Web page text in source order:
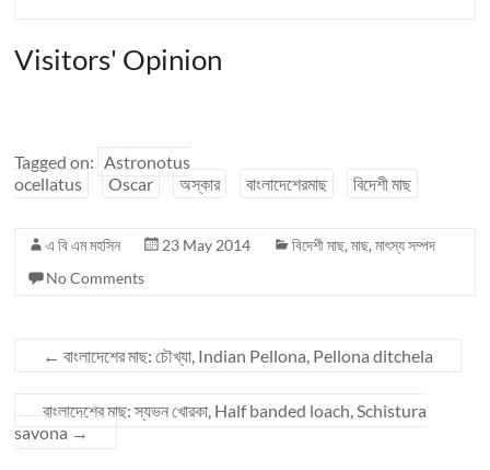
Visitors' Opinion
Tagged on: Astronotus
ocellatus
Oscar অস্কার বাংলাদেশেরমাছ বিদেশী মাছ
এ বি এম মহসিন 23 May 2014 বিদেশী মাছ,মাছ,মাৎস্য সম্পদ
No Comments
← বাংলাদেশের মাছ: চৌখ্যা, Indian Pellona, Pellona ditchela
বাংলাদেশের মাছ: স্যভন খোরকা, Half banded loach, Schistura
savona →